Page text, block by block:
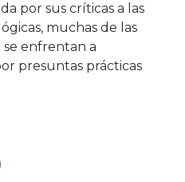
por sus críticas a las
muchas de las
enfrentan a
presuntas prácticas